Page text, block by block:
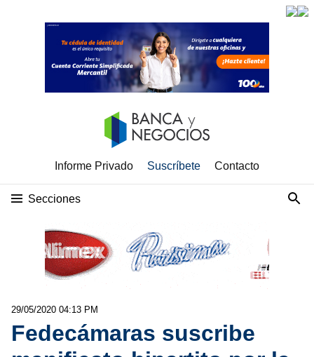
Informe Privado Suscríbete Contacto
Secciones
29/05/2020 04:13 PM
Fedecámaras suscribe